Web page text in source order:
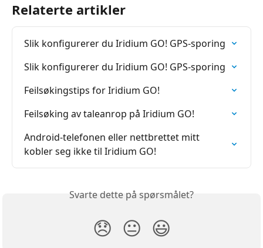
Relaterte artikler
Slik konfigurerer du Iridium GO! GPS-sporing
Slik konfigurerer du Iridium GO! GPS-sporing
Feilsøkingstips for Iridium GO!
Feilsøking av taleanrop på Iridium GO!
Android-telefonen eller nettbrettet mitt
kobler seg ikke til Iridium GO!
Svarte dette på spørsmålet?
😞 😐 😃